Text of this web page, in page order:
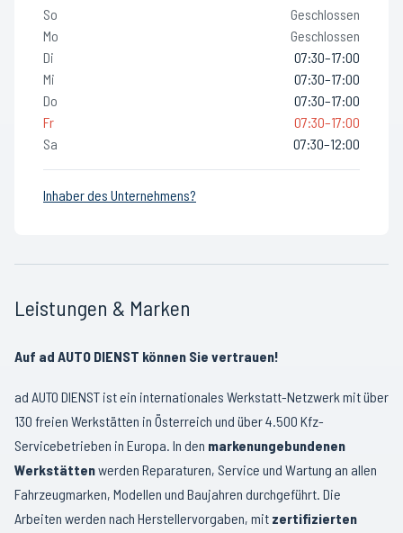
So
Geschlossen
Mo
Geschlossen
Di
07:30–17:00
Mi
07:30–17:00
Do
07:30–17:00
Fr
07:30–17:00
Sa
07:30–12:00
Inhaber des Unternehmens?
Leistungen & Marken
Auf ad AUTO DIENST können Sie vertrauen!
ad AUTO DIENST ist ein internationales Werkstatt-Netzwerk mit über
130 freien Werkstätten in Österreich und über 4.500 Kfz-
Servicebetrieben in Europa. In den markenungebundenen
Werkstättenwerden Reparaturen, Service und Wartung an allen
Fahrzeugmarken, Modellen und Baujahren durchgeführt. Die
Arbeiten werden nach Herstellervorgaben, mit zertifizierten